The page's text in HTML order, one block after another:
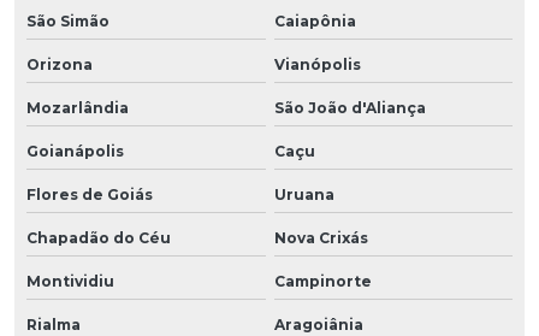
São Simão Caiapônia
Orizona Vianópolis
Mozarlândia São João d'Aliança
Goianápolis Caçu
Flores de Goiás Uruana
Chapadão do Céu Nova Crixás
Montividiu Campinorte
Rialma Aragoiânia